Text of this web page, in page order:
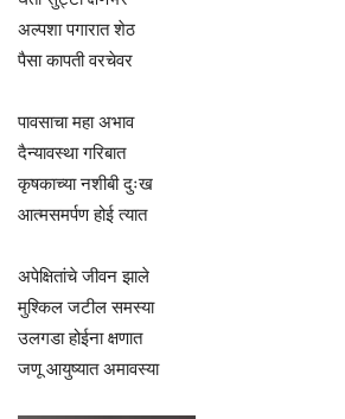
अल्पशा पगारात शेठ
पैसा कापती वरचेवर
पावसाचा महा अभाव
दैन्यावस्था गरिबात
कृषकाच्या नशीबी दुःख
आत्मसमर्पण होई त्यात
अपेक्षितांचे जीवन झाले
मुश्किल जटील समस्या
उलगडा होईना क्षणात
जणू आयुष्यात अमावस्या